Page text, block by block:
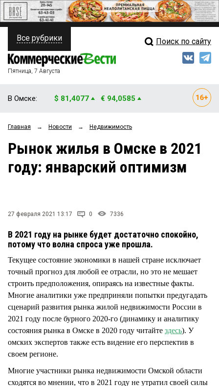
ПОЛИТИКА
ФИНАНСЫ
ОБЩЕСТВО
ЗАКОН
НОВОСТИ КОМПАНИЙ
СТИЛЬ ЖИЗНИ
Свежий выпуск
Мнения
Рейтинги
Блоги
Все рубрики Поиск по сайту
Пятница, 7 Августа
В Омске: $ 81,4077 € 94,0585
Главная → Новости → Недвижимость
Рынок жилья в Омске в 2021
году: январский оптимизм
27 февраля 2021 13:17 0 7336
В 2021 году на рынке будет достаточно спокойно,
потому что волна спроса уже прошла.
Текущее состояние экономики в нашей стране исключает
точный прогноз для любой ее отрасли, но это не мешает
строить предположения, опираясь на известные факты.
Многие аналитики уже предприняли попытки предугадать
сценарий развития рынка жилой недвижимости России в
2021 году после бурного 2020-го (динамику и аналитику
состояния рынка в Омске в 2020 году читайте здесь). У
омских экспертов также есть видение его перспектив в
своем регионе.
Многие участники рынка недвижимости Омской области
сходятся во мнении, что в 2021 году не утратил своей силы